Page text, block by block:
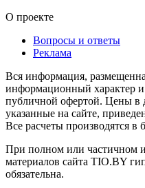
О проекте
Вопросы и ответы
Реклама
Вся информация,
информационный характер и
публичной офертой. Цены
указанные на сайте,
Все расчеты производятся в
При полном или частичном
материалов сайта TIO.BY
обязательна.